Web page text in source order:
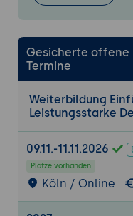
Einführung
Bedienung
Notebook.
deren
Gesicherte offene
Termine
Weiterbildung
Leistungsstarke
09.11.-11.11.2026
Plätze vorhanden
Köln / Online